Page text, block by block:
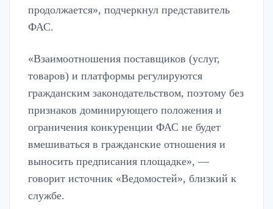
продолжается», подчеркнул представитель
ФАС.
«Взаимоотношения поставщиков (услуг,
товаров) и платформы регулируются
гражданским законодательством, поэтому без
признаков доминирующего положения и
ограничения конкуренции ФАС не будет
вмешиваться в гражданские отношения и
выносить предписания площадке», —
говорит источник «Ведомостей», близкий к
службе.